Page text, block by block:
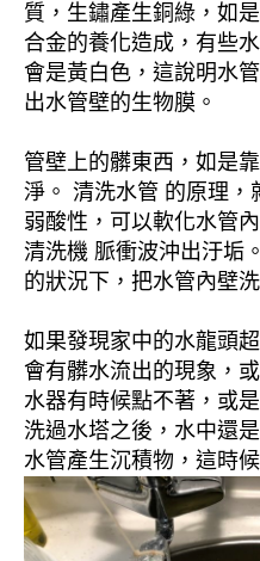
質，生鏽產生銅綠，如
合金的養化造成，有些
會是黃白色，這說明水
出水管壁的生物膜。
管壁上的髒東西，如是
淨。 清洗水管 的原理，
弱酸性，可以軟化水管
清洗機 脈衝波沖出汙垢
的狀況下，把水管內壁
如果發現家中的水龍頭
會有髒水流出的現象，
水器有時候點不著，或
洗過水塔之後，水中還
水管產生沉積物，這時